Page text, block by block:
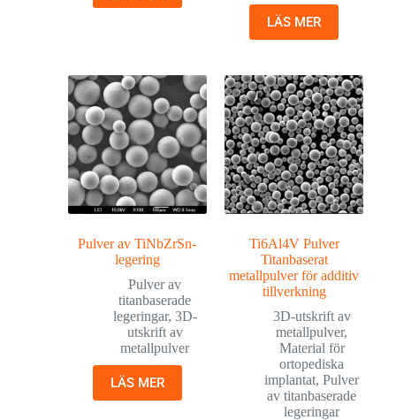
LÄS MER
Pulver av TiNbZrSn-
legering
Pulver av
titanbaserade
legeringar, 3D-
utskrift av
metallpulver
LÄS MER
Ti6Al4V Pulver
Titanbaserat
metallpulver för additiv
tillverkning
3D-utskrift av
metallpulver,
Material för
ortopediska
implantat,Pulver
av titanbaserade
legeringar